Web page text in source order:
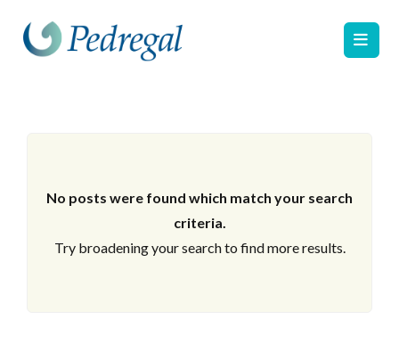
No posts were found which match your search
criteria.
Try broadening your search to find more results.